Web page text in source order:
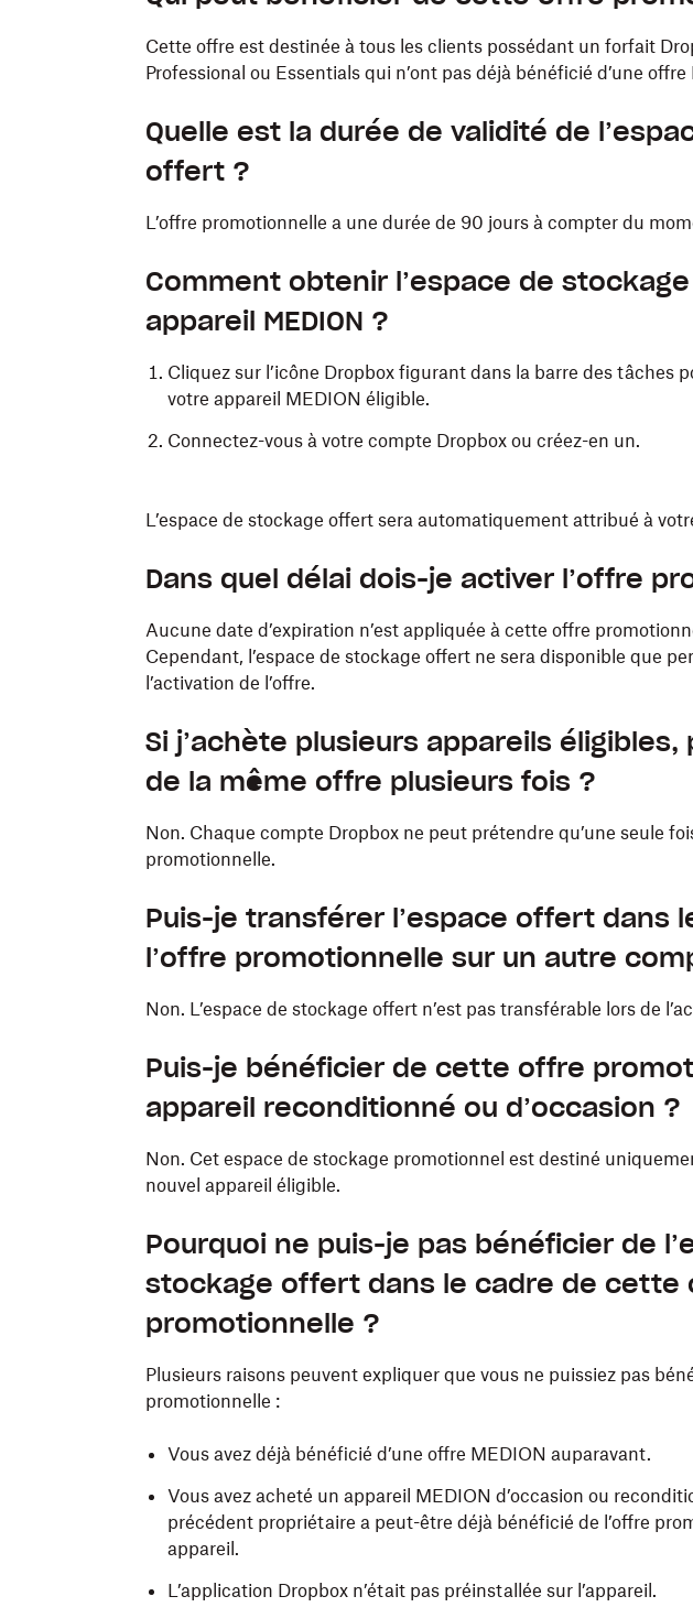
Cette offre est destinée à tous les clients possédant un forfait
Professional ou Essentials qui n’ont pas déjà bénéficié d’une
Quelle est la durée de validité de
offert ?
L’offre promotionnelle a une durée de 90 jours à compter du
Comment obtenir l’espace de
appareil MEDION ?
Cliquez sur l’icône Dropbox figurant dans la barre des tâches
votre appareil MEDION éligible.
Connectez-vous à votre compte Dropbox ou créez-en un.
L’espace de stockage offert sera automatiquement attribué à
Dans quel délai dois-je activer l’offre
Aucune date d’expiration n’est appliquée à cette offre
Cependant, l’espace de stockage offert ne sera disponible que
l’activation de l’offre.
Si j’achète plusieurs appareils
de la même offre plusieurs fois ?
Non. Chaque compte Dropbox ne peut prétendre qu’une seule
promotionnelle.
Puis-je transférer l’espace offert dans
l’offre promotionnelle sur un autre
Non. L’espace de stockage offert n’est pas transférable lors de
Puis-je bénéficier de cette offre
appareil reconditionné ou d’occasion ?
Non. Cet espace de stockage promotionnel est destiné
nouvel appareil éligible.
Pourquoi ne puis-je pas bénéficier de
stockage offert dans le cadre de cette
promotionnelle ?
Plusieurs raisons peuvent expliquer que vous ne puissiez pas
promotionnelle :
Vous avez déjà bénéficié d’une offre MEDION auparavant.
Vous avez acheté un appareil MEDION d’occasion ou
précédent propriétaire a peut-être déjà bénéficié de l’offre
appareil.
L’application Dropbox n’était pas préinstallée sur l’appareil.